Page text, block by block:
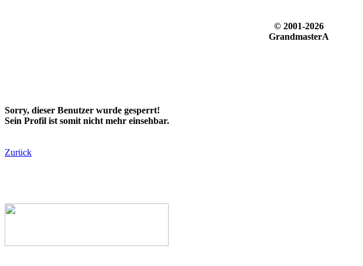
© 2001-2026
GrandmasterA
Sorry, dieser Benutzer wurde gesperrt!
Sein Profil ist somit nicht mehr einsehbar.
Zurück